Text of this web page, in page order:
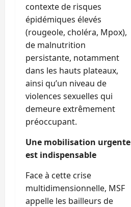
contexte de risques
épidémiques élevés
(rougeole, choléra, Mpox),
de malnutrition
persistante, notamment
dans les hauts plateaux,
ainsi qu’un niveau de
violences sexuelles qui
demeure extrêmement
préoccupant.
Une mobilisation urgente
est indispensable
Face à cette crise
multidimensionnelle, MSF
appelle les bailleurs de